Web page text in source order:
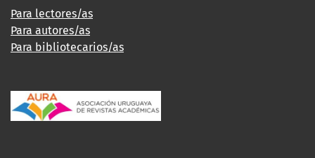
Para lectores/as
Para autores/as
Para bibliotecarios/as